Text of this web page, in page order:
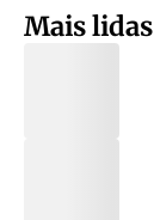
Mais lidas